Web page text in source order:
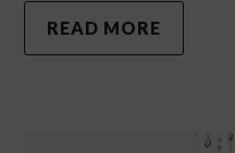
READ MORE